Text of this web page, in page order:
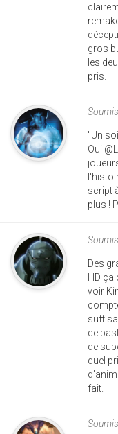
gros
les
pris.
"Un
Oui
script
plus !
Des
HD ça
voir
de
de
quel
fait.